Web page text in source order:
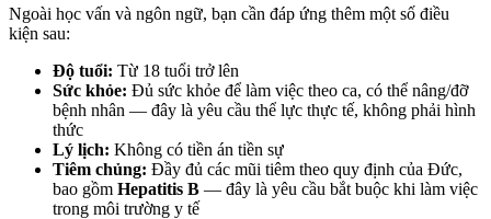
Ngoài học vấn và ngôn ngữ, bạn cần đáp ứng thêm một số điều
kiện sau:
Độ tuổi: Từ 18 tuổi trở lên
Sức khỏe: Đủ sức khỏe để làm việc theo ca, có thể nâng/đỡ
bệnh nhân — đây là yêu cầu thể lực thực tế, không phải hình
thức
Lý lịch: Không có tiền án tiền sự
Tiêm chủng: Đầy đủ các mũi tiêm theo quy định của Đức,
bao gồm Hepatitis B — đây là yêu cầu bắt buộc khi làm việc
trong môi trường y tế